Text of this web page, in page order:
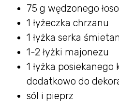
75 g wędzonego
1 łyżeczka chrzanu
1 łyżka serka
1-2 łyżki majonezu
1 łyżka posiekanego
dodatkowo do
sól i pieprz